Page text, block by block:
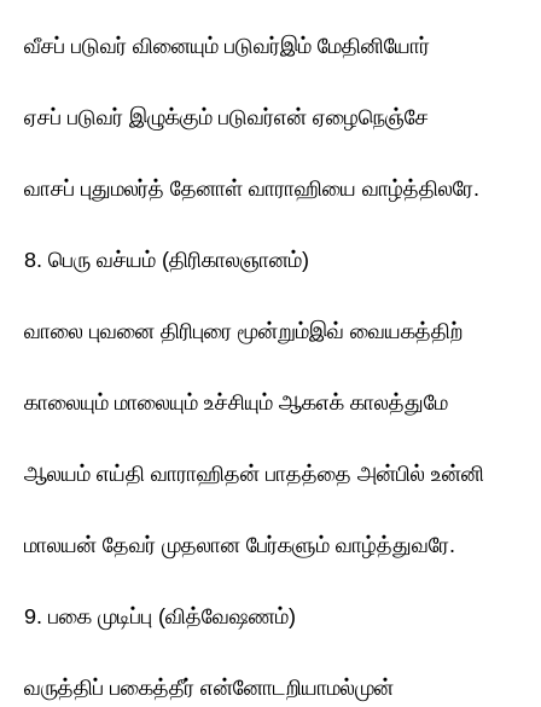
வீசப் படுவர் வினையும் படுவர்இம் மேதினியோர்
ஏசப் படுவர் இழுக்கும் படுவர்என் ஏழைநெஞ்சே
வாசப் புதுமலர்த் தேனாள் வாராஹியை வாழ்த்திலரே.
8. பெரு வச்யம் (திரிகாலஞானம்)
வாலை புவனை திரிபுரை மூன்றும்இவ் வையகத்திற்
காலையும் மாலையும் உச்சியும் ஆகஎக் காலத்துமே
ஆலயம் எய்தி வாராஹிதன் பாதத்தை அன்பில் உன்னி
மாலயன் தேவர் முதலான பேர்களும் வாழ்த்துவரே.
9. பகை முடிப்பு (வித்வேஷணம்)
வருத்திப் பகைத்தீர் என்னோடறியாமல்முன்